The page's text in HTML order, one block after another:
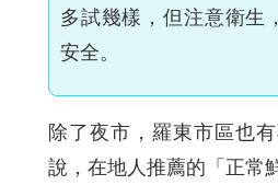
多試幾樣，但注意衛生
安全。
除了夜市，羅東市區也
說，在地人推薦的「正常